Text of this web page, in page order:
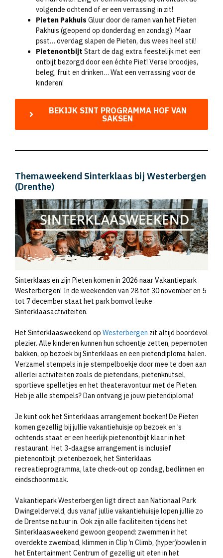
volgende ochtend of er een verrassing in zit!
Pieten Pakhuis Gluur door de ramen van het Pieten
Pakhuis (geopend op donderdag en zondag). Maar
psst… overdag slapen de Pieten, dus wees heel stil!
Pietenontbijt Start de dag extra feestelijk met een
ontbijt bezorgd door een échte Piet! Verse broodjes,
beleg, fruit en drinken… Wat een verrassing voor de
kinderen!
BEKIJK SINT PROGRAMMA HOF VAN
SAKSEN
Themaweekend Sinterklaas bij Westerbergen
(Drenthe)
Sinterklaas en zijn Pieten komen in 2026 naar Vakantiepark
Westerbergen! In de weekenden van 28 tot 30 november en 5
tot 7 december staat het park bomvol leuke
Sinterklaasactiviteiten.
Het Sinterklaasweekend op Westerbergen zit altijd boordevol
plezier. Alle kinderen kunnen hun schoentje zetten, pepernoten
bakken, op bezoek bij Sinterklaas en een pietendiploma halen.
Verzamel stempels in je stempelboekje door mee te doen aan
allerlei activiteiten zoals de pietendans, pietenknutsel,
sportieve spelletjes en het theateravontuur met de Pieten.
Heb je alle stempels? Dan ontvang je jouw pietendiploma!
Je kunt ook het Sinterklaas arrangement boeken! De Pieten
komen gezellig bij jullie vakantiehuisje op bezoek en ’s
ochtends staat er een heerlijk pietenontbijt klaar in het
restaurant. Het 3-daagse arrangement is inclusief
pietenontbijt, pietenbezoek, het Sinterklaas
recreatieprogramma, late check-out op zondag, bedlinnen en
eindschoonmaak.
Vakantiepark Westerbergen ligt direct aan Nationaal Park
Dwingelderveld, dus vanaf jullie vakantiehuisje lopen jullie zo
de Drentse natuur in. Ook zijn alle faciliteiten tijdens het
Sinterklaasweekend gewoon geopend: zwemmen in het
overdekte zwembad, klimmen in Clip ’n Climb, (hyper)bowlen in
het Entertainment Centrum of gezellig uit eten in het